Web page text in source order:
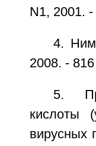
N1, 2001. -
4.
2008. - 816
5.
кислоты
вирусных